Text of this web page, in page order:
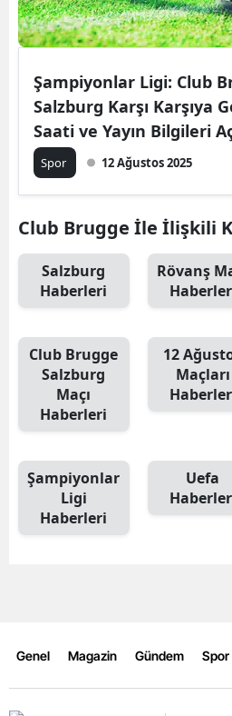
Şampiyonlar Ligi: Club
Salzburg Karşı Karşıya
Saati ve Yayın Bilgileri
Spor 12 Ağustos 2025
Club Brugge İle İlişkili
Salzburg
Haberleri
Rövanş
Club Brugge
Salzburg
Maçı
Haberleri
12
Maçları
Şampiyonlar
Ligi
Haberleri
Uefa
Genel Magazin Gündem Spor